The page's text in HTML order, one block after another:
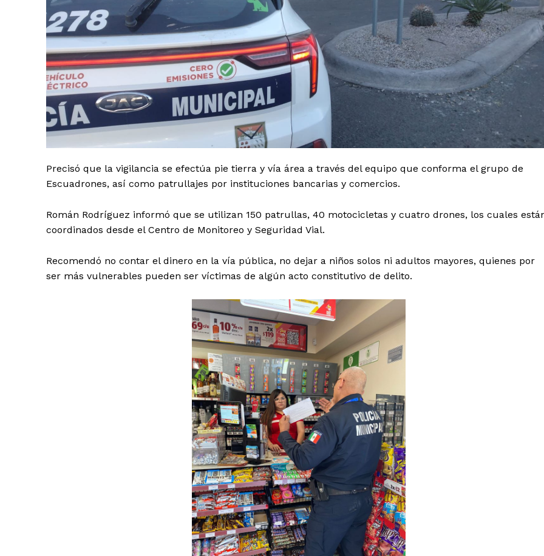
Precisó que la vigilancia se efectúa pie tierra y vía área a través del equipo que conforma el grupo de
Escuadrones, así como patrullajes por instituciones bancarias y comercios.
Román Rodríguez informó que se utilizan 150 patrullas, 40 motocicletas y cuatro drones, los cuales
coordinados desde el Centro de Monitoreo y Seguridad Vial.
Recomendó no contar el dinero en la vía pública, no dejar a niños solos ni adultos mayores, quienes por
ser más vulnerables pueden ser víctimas de algún acto constitutivo de delito.